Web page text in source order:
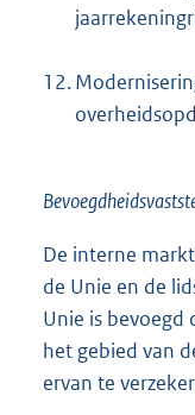
12.
De interne
de Unie en de
Unie is bevoegd
het gebied van
ervan te